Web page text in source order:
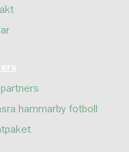
hammarby fotboll